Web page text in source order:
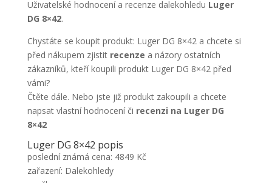
Uživatelské hodnocení a recenze dalekohledu Luger
DG 8×42.
Chystáte se koupit produkt: Luger DG 8×42 a chcete si
před nákupem zjistit recenze a názory ostatních
zákazníků, kteří koupili produkt Luger DG 8×42 před
vámi?
Čtěte dále. Nebo jste již produkt zakoupili a chcete
napsat vlastní hodnocení či recenzi na Luger DG
8×42
Luger DG 8×42 popis
poslední známá cena: 4849 Kč
zařazení: Dalekohledy